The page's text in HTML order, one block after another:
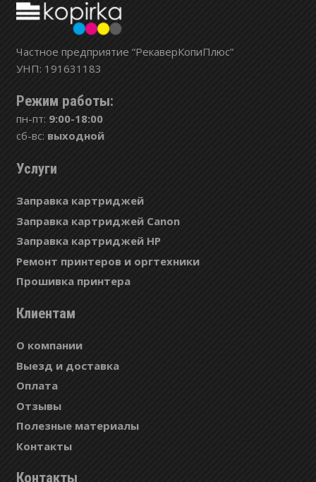
Частное предприятие “РекаверКопиПлюс”
УНП: 191631183
Режим работы:
пн-пт: 9:00-18:00
сб-вс: выходной
Услуги
Заправка картриджей
Заправка картриджей Canon
Заправка картриджей HP
Ремонт принтеров и оргтехники
Прошивка принтера
Клиентам
О компании
Выезд и доставка
Оплата
Отзывы
Полезные материалы
Контакты
Контакты